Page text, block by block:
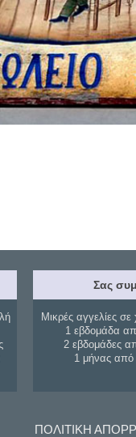
Σας
Μικρές αγγελίες σε
1 εβδομάδα
2 εβδομάδες
1 μήνας
ΠΟΛΙΤΙΚΗ